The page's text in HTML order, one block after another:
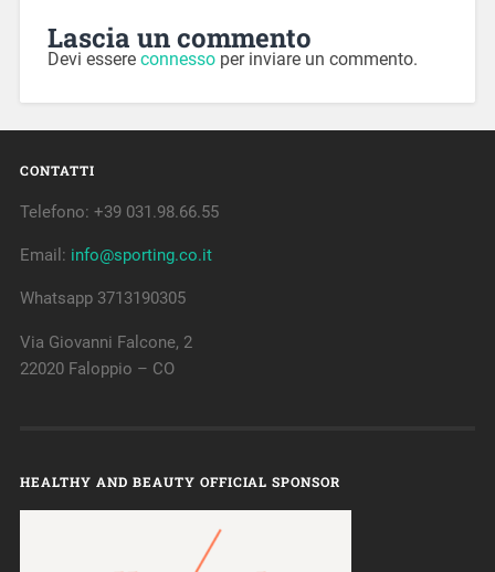
Lascia un commento
Devi essere connessoper inviare un commento.
CONTATTI
Telefono: +39 031.98.66.55
Email: info@sporting.co.it
Whatsapp 3713190305
Via Giovanni Falcone, 2
22020 Faloppio – CO
HEALTHY AND BEAUTY OFFICIAL SPONSOR